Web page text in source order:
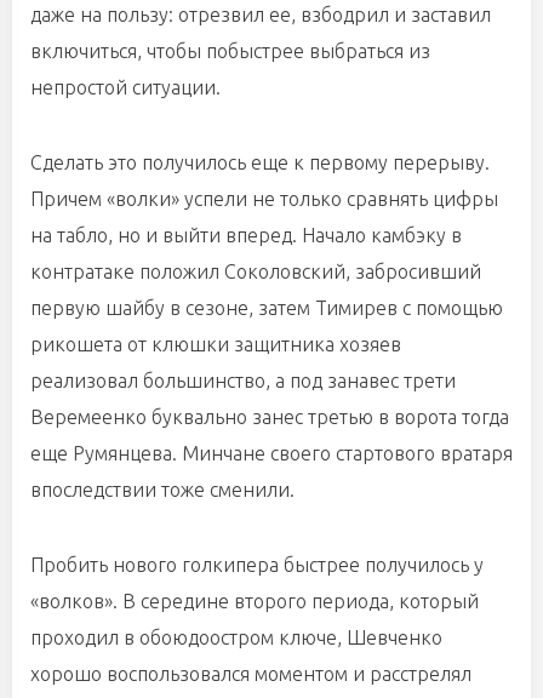
даже на пользу: отрезвил ее, взбодрил и заставил
включиться, чтобы побыстрее выбраться из
непростой ситуации.
Сделать это получилось еще к первому перерыву.
Причем «волки» успели не только сравнять цифры
на табло, но и выйти вперед. Начало камбэку в
контратаке положил Соколовский, забросивший
первую шайбу в сезоне, затем Тимирев с помощью
рикошета от клюшки защитника хозяев
реализовал большинство, а под занавес трети
Веремеенко буквально занес третью в ворота тогда
еще Румянцева. Минчане своего стартового вратаря
впоследствии тоже сменили.
Пробить нового голкипера быстрее получилось у
«волков». В середине второго периода, который
проходил в обоюдоостром ключе, Шевченко
хорошо воспользовался моментом и расстрелял